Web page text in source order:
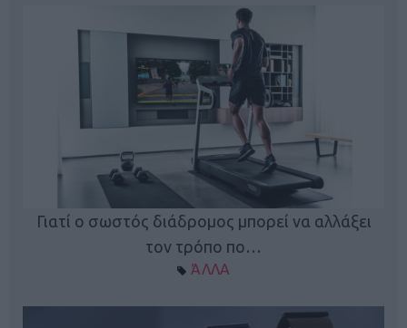
Γιατί ο σωστός διάδρομος μπορεί να αλλάξει
τον τρόπο πο…
ΆΛΛΑ